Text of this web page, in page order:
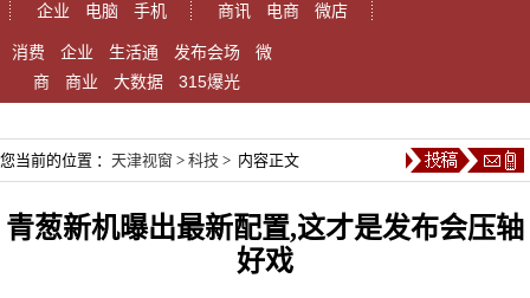
企业
电脑 手机
商讯
电商 微店
消费 企业 生活通 发布会场
微
商
商业 大数据 315爆光
您当前的位置 ： 天津视窗 > 科技 > 内容正文
青葱新机曝出最新配置,这才是发布会压轴
好戏